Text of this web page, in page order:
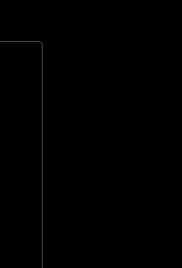
Komentar